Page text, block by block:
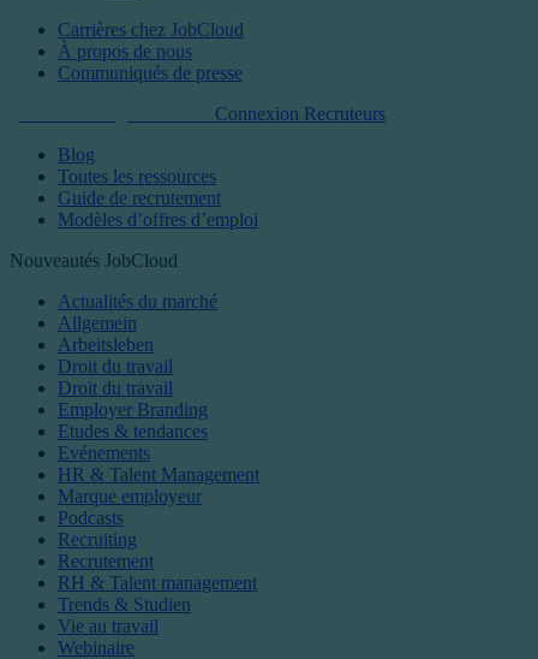
Carrières chez JobCloud​
À propos de nous
Communiqués de presse
Connexion Recruteurs
Blog
Toutes les ressources
Guide de recrutement
Modèles d’offres d’emploi
Nouveautés JobCloud
Actualités du marché
Allgemein
Arbeitsleben
Droit du travail
Droit du travail
Employer Branding
Etudes & tendances
Evénements
HR & Talent Management
Marque employeur
Podcasts
Recruiting
Recrutement
RH & Talent management
Trends & Studien
Vie au travail
Webinaire